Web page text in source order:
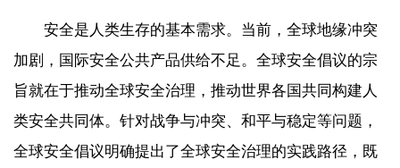
安全是人类生存的基本需求。当前，全球地缘冲突
加剧，国际安全公共产品供给不足。全球安全倡议的宗
旨就在于推动全球安全治理，推动世界各国共同构建人
类安全共同体。针对战争与冲突、和平与稳定等问题，
全球安全倡议明确提出了全球安全治理的实践路径，既